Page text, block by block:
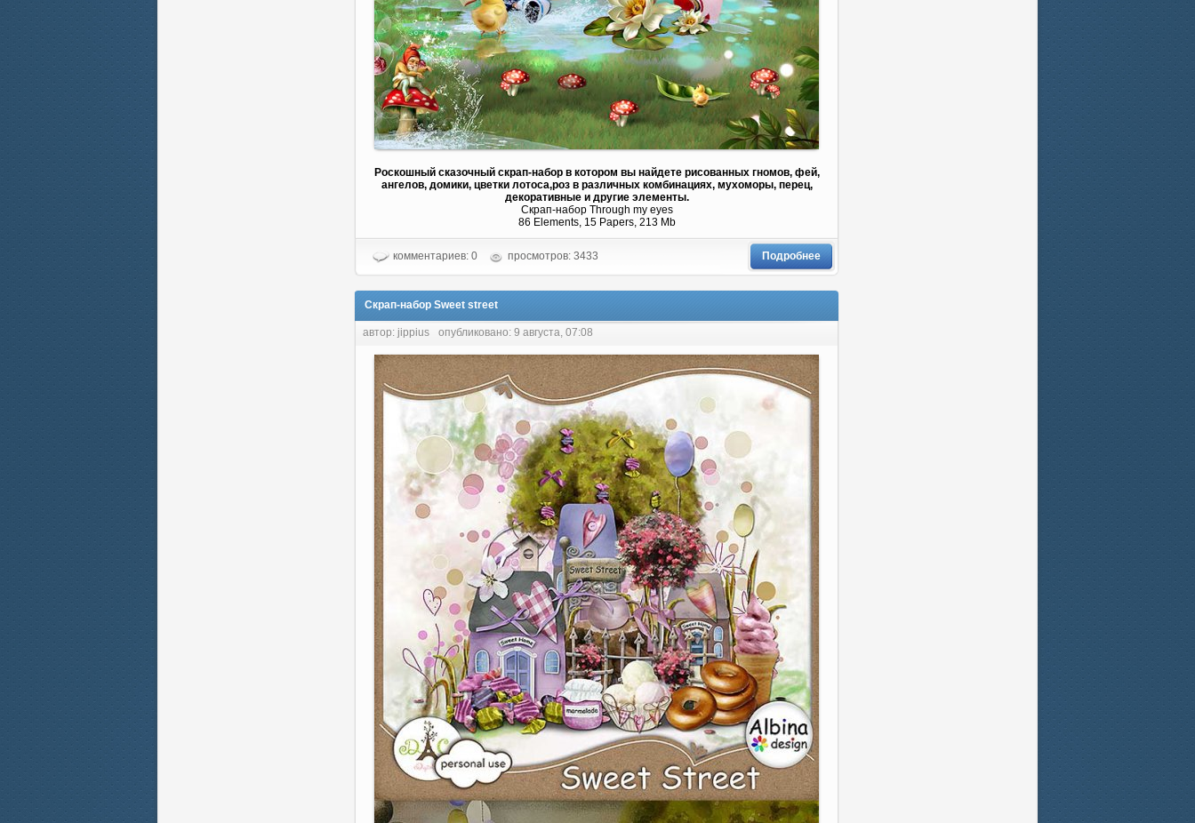
Роскошный сказочный скрап-набор в котором вы найдете рисованных гномов, фей,
ангелов, домики, цветки лотоса,роз в различных комбинациях, мухоморы, перец,
декоративные и другие элементы.
Скрап-набор Through my eyes
86 Elements, 15 Papers, 213 Mb
комментариев: 0 просмотров: 3433 Подробнее
Скрап-набор Sweet street
автор: jippius опубликовано: 9 августа, 07:08